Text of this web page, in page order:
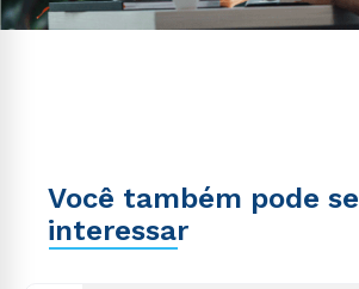
Você também pode se
interessar